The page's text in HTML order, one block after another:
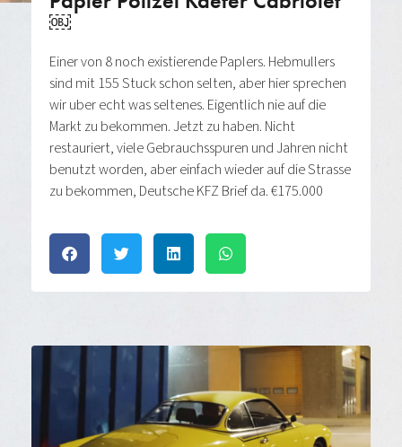
￼
Einer von 8 noch existierende Paplers. Hebmullers
sind mit 155 Stuck schon selten, aber hier sprechen
wir uber echt was seltenes. Eigentlich nie auf die
Markt zu bekommen. Jetzt zu haben. Nicht
restauriert, viele Gebrauchsspuren und Jahren nicht
benutzt worden, aber einfach wieder auf die Strasse
zu bekommen, Deutsche KFZ Brief da. €175.000